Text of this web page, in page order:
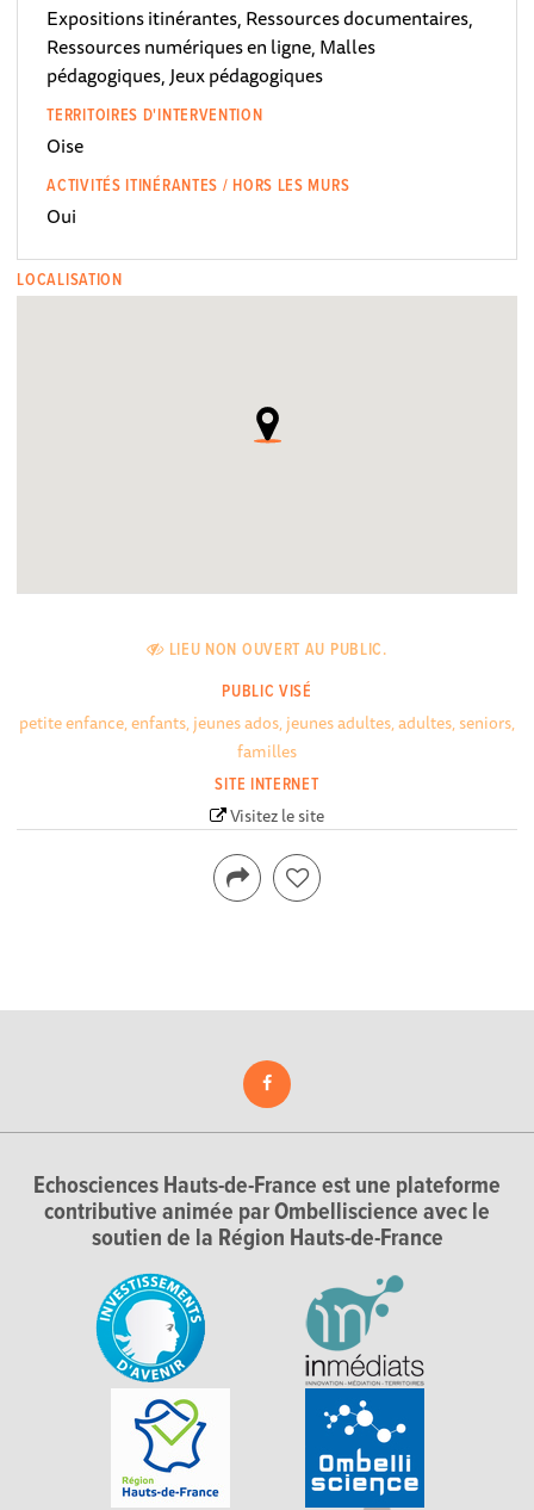
Expositions itinérantes, Ressources documentaires,
Ressources numériques en ligne, Malles
pédagogiques, Jeux pédagogiques
TERRITOIRES D'INTERVENTION
Oise
ACTIVITÉS ITINÉRANTES / HORS LES MURS
Oui
LOCALISATION
LIEU NON OUVERT AU PUBLIC.
PUBLIC VISÉ
petite enfance, enfants, jeunes ados, jeunes adultes, adultes, seniors,
familles
SITE INTERNET
Visitez le site
Echosciences Hauts-de-France est une plateforme
contributive animée par Ombelliscience avec le
soutien de la Région Hauts-de-France